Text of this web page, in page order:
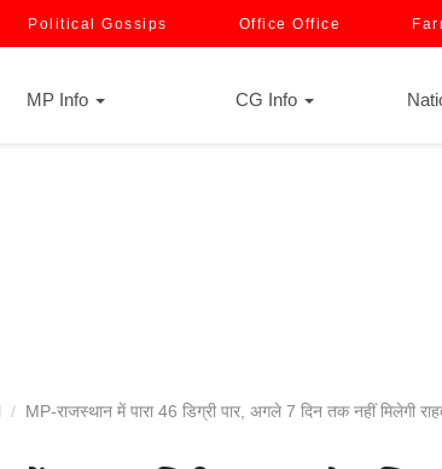
Political Gossips Office Office
MP Info CG Info
MP-राजस्थान में पारा 46 डिग्री पार, अगले 7 दिन तक नहीं मिलेगी